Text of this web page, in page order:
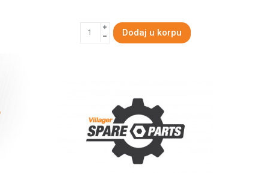
Dodaj u korpu